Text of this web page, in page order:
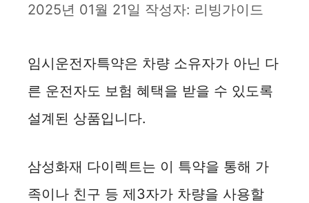
2025년 01월 21일 작성자: 리빙가이드
임시운전자특약은 차량 소유자가 아닌 다
른 운전자도 보험 혜택을 받을 수 있도록
설계된 상품입니다.
삼성화재 다이렉트는 이 특약을 통해 가
족이나 친구 등 제3자가 차량을 사용할